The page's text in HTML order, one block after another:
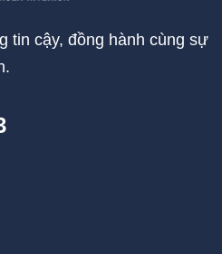
tin cậy, đồng hành cùng sự